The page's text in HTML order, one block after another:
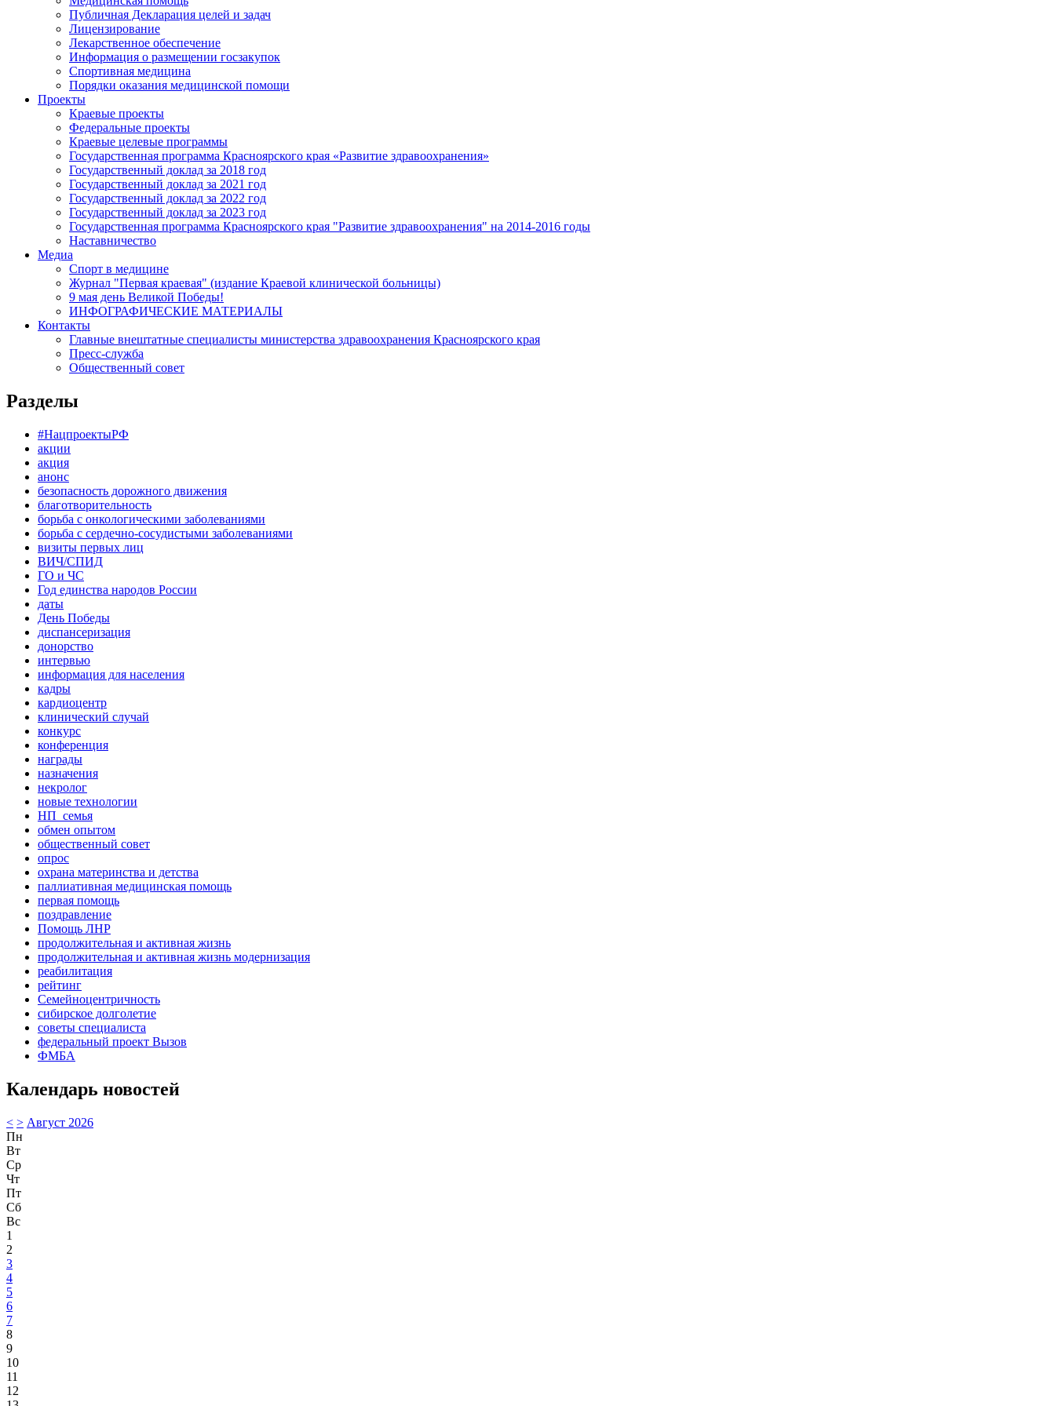
Публичная Декларация целей и задач
Лицензирование
Лекарственное обеспечение
Информация о размещении госзакупок
Спортивная медицина
Порядки оказания медицинской помощи
Проекты
Краевые проекты
Федеральные проекты
Краевые целевые программы
Государственная программа Красноярского края «Развитие здравоохранения»
Государственный доклад за 2018 год
Государственный доклад за 2021 год
Государственный доклад за 2022 год
Государственный доклад за 2023 год
Государственная программа Красноярского края "Развитие здравоохранения" на 2014-2016 годы
Наставничество
Медиа
Спорт в медицине
Журнал "Первая краевая" (издание Краевой клинической больницы)
9 мая день Великой Победы!
ИНФОГРАФИЧЕСКИЕ МАТЕРИАЛЫ
Контакты
Главные внештатные специалисты министерства здравоохранения Красноярского края
Пресс-служба
Общественный совет
Разделы
#НацпроектыРФ
акции
акция
анонс
безопасность дорожного движения
благотворительность
борьба с онкологическими заболеваниями
борьба с сердечно-сосудистыми заболеваниями
визиты первых лиц
ВИЧ/СПИД
ГО и ЧС
Год единства народов России
даты
День Победы
диспансеризация
донорство
интервью
информация для населения
кадры
кардиоцентр
клинический случай
конкурс
конференция
награды
назначения
некролог
новые технологии
НП_семья
обмен опытом
общественный совет
опрос
охрана материнства и детства
паллиативная медицинская помощь
первая помощь
поздравление
Помощь ЛНР
продолжительная и активная жизнь
продолжительная и активная жизнь модернизация
реабилитация
рейтинг
Семейноцентричность
сибирское долголетие
советы специалиста
федеральный проект Вызов
ФМБА
Календарь новостей
< > Август 2026
Пн
Вт
Ср
Чт
Пт
Сб
Вс
1
2
3
4
5
6
7
8
9
10
11
12